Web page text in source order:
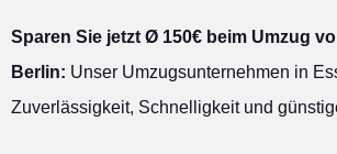
Sparen Sie jetzt Ø 150€ beim Umzug
Berlin: Unser Umzugsunternehmen in
Zuverlässigkeit, Schnelligkeit und